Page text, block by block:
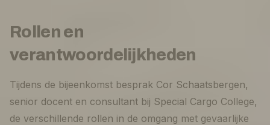
Rollen en
verantwoordelijkheden
Tijdens de bijeenkomst besprak Cor Schaatsbergen,
senior docent en consultant bij Special Cargo College,
de verschillende rollen in de omgang met gevaarlijke